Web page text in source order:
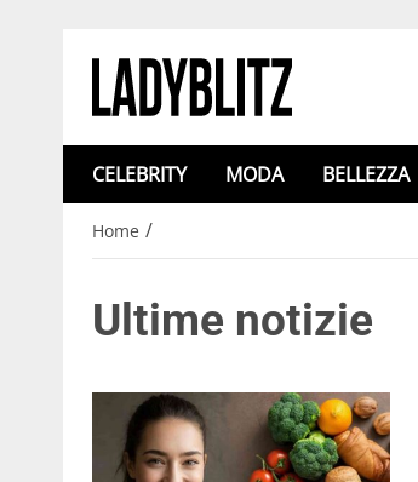
CELEBRITY MODA BELLEZZA
Home /
Ultime notizie